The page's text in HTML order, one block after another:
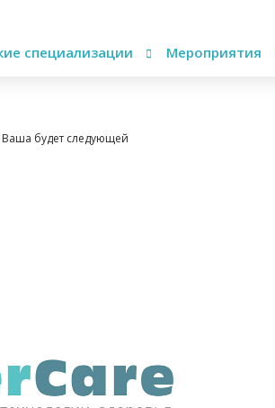
специализации Мероприятия
будет следующей